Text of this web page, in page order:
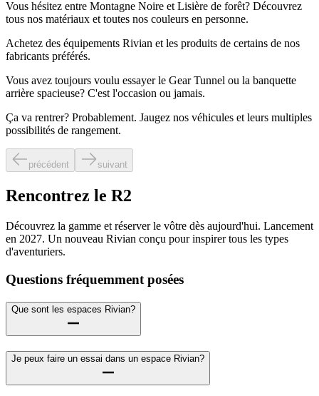
Vous hésitez entre Montagne Noire et Lisière de forêt? Découvrez
tous nos matériaux et toutes nos couleurs en personne.
Achetez des équipements Rivian et les produits de certains de nos
fabricants préférés.
Vous avez toujours voulu essayer le Gear Tunnel ou la banquette
arrière spacieuse? C'est l'occasion ou jamais.
Ça va rentrer? Probablement. Jaugez nos véhicules et leurs multiples
possibilités de rangement.
précédent suivant
Rencontrez le R2
Découvrez la gamme et réserver le vôtre dès aujourd'hui. Lancement
en 2027. Un nouveau Rivian conçu pour inspirer tous les types
d'aventuriers.
Questions fréquemment posées
Que sont les espaces Rivian?
Je peux faire un essai dans un espace Rivian?